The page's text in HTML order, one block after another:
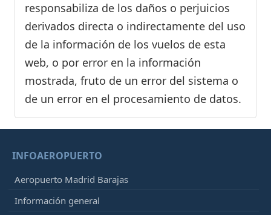
responsabiliza de los daños o perjuicios
derivados directa o indirectamente del uso
de la información de los vuelos de esta
web, o por error en la información
mostrada, fruto de un error del sistema o
de un error en el procesamiento de datos.
INFOAEROPUERTO
Aeropuerto Madrid Barajas
Información general